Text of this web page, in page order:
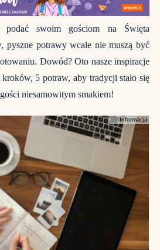
swoim gościom na Święta
pyszne potrawy wcale nie muszą być
Dowód? Oto nasze inspiracje
5 potraw, aby tradycji stało się
niesamowitym smakiem!